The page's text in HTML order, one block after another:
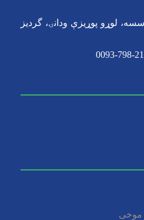
لوړو پوړیزې ودانۍ، گردیز
موخی